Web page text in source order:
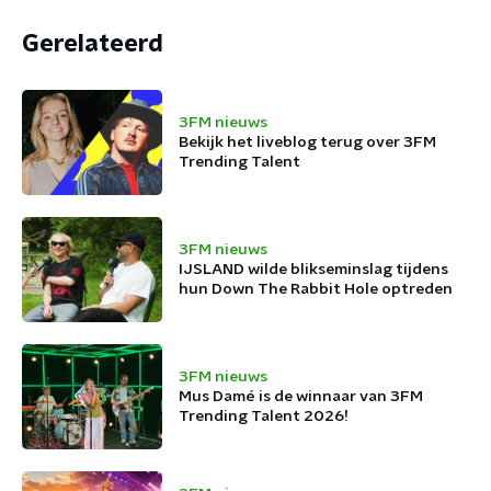
Gerelateerd
3FM nieuws
Bekijk het liveblog terug over 3FM
Trending Talent
3FM nieuws
IJSLAND wilde blikseminslag tijdens
hun Down The Rabbit Hole optreden
3FM nieuws
Mus Damé is de winnaar van 3FM
Trending Talent 2026!